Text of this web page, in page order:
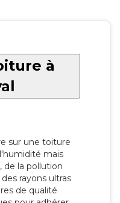
à
sur une toiture
mais
de la pollution
rayons ultras
de qualité